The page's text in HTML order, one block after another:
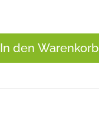
In den Warenkorb